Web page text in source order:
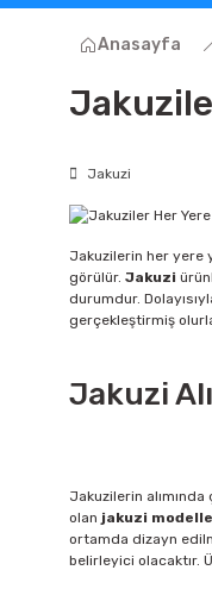
Anasayfa
Jakuzi
Jakuzilerin her yere
görülür. Jakuzi
durumdur.
gerçekleştirmiş
Jakuzi
Jakuzilerin
olan jakuzi
ortamda dizayn
belirleyici olacaktır.